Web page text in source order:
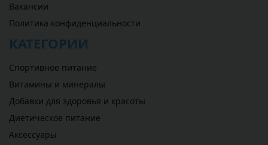
Вакансии
Политика конфиденциальности
КАТЕГОРИИ
Спортивное питание
Витамины и минералы
Добавки для здоровья и красоты
Диетическое питание
Аксессуары